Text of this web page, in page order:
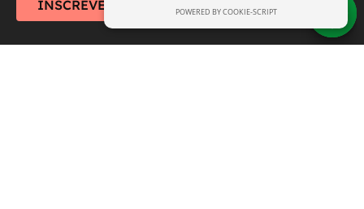
INSCREVER-SE
ESTRITAMENTE NECESSÁRIO
POWERED BY COOKIE-SCRIPT